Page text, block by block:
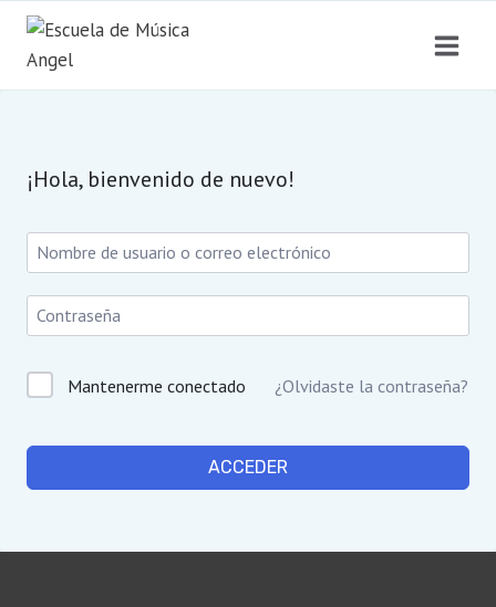
Saltar
contenido
¡Hola, bienvenido de nuevo!
Mantenerme conectado ¿Olvidaste la contraseña?
ACCEDER